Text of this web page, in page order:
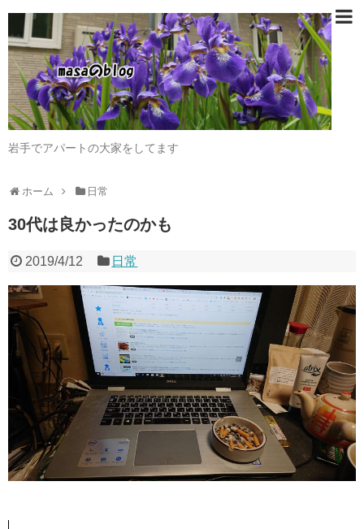
岩手でアパートの大家をしてます
ホーム 日常
30代は良かったのかも
2019/4/12 日常